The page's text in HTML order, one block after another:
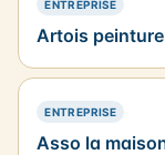
ENTREPRISE—
Artois
ENTREPRISE—
Asso la